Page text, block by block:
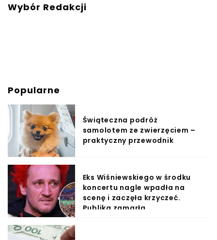
Wybór Redakcji
Popularne
Świąteczna podróż
samolotem ze zwierzęciem –
praktyczny przewodnik
Eks Wiśniewskiego w środku
koncertu nagle wpadła na
scenę i zaczęła krzyczeć.
Publika zamarła